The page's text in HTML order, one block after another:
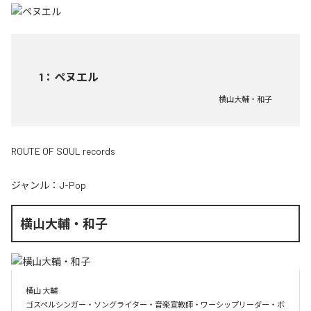
1 ： ペヌエル
横山大輔・和子
ROUTE OF SOUL records
ジャンル： J-Pop
横山大輔・和子
横山 大輔
ゴスペルシンガー・ソングライター・音楽宣教師・ワーシップリーダー・ボ